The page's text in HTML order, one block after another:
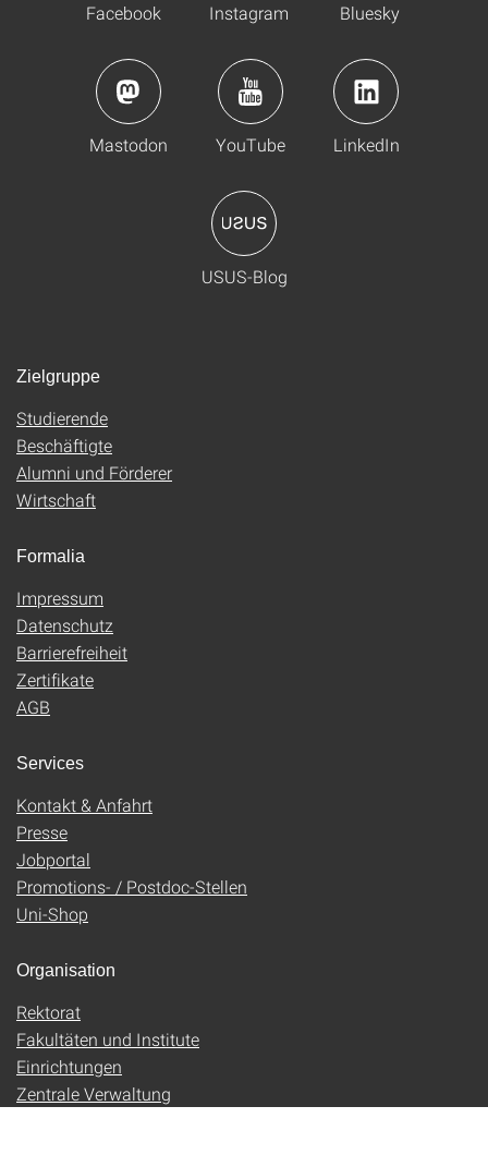
Facebook Instagram Bluesky
Mastodon YouTube LinkedIn
USUS-Blog
Zielgruppe
Studierende
Beschäftigte
Alumni und Förderer
Wirtschaft
Formalia
Impressum
Datenschutz
Barrierefreiheit
Zertifikate
AGB
Services
Kontakt & Anfahrt
Presse
Jobportal
Promotions- / Postdoc-Stellen
Uni-Shop
Organisation
Rektorat
Fakultäten und Institute
Einrichtungen
Zentrale Verwaltung